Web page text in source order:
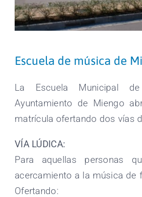
Contacto
Escuela de música de
La Escuela Municipal
Ayuntamiento de Miengo
matrícula ofertando dos vías
VÍA LÚDICA:
Para aquellas personas
acercamiento a la música de
Ofertando: